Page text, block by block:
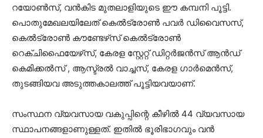
റയോണ്‍സ്, വന്‍കിട മുതലാളിയുടെ ഈ കമ്പനി പൂട്ടി.
പൊതുമേഖലയിലേത് കെല്‍ട്രോണ്‍ പവര്‍ ഡിവൈസസ്,
കെല്‍ട്രോണ്‍ കൗണ്ടേഴ്‌സ് കെല്‍ട്രോണ്‍
റെക്ചിഫൈയേഴ്‌സ്, കേരള സ്റ്റേറ്റ് ഡിറ്റര്‍ജന്‍സ് ആൻഡ്
കെമിക്കല്‍സ് , ആസ്ട്രല്‍ വാച്ചസ്, കേരള ഗാര്‍മെന്‍സ്,
തുടങ്ങിയവ അടുത്തകാലത്ത് പൂട്ടിയവയാണ്.
സംസ്ഥന വ്യവസായ വകുപ്പിന്റെ കീഴില്‍ 44 വ്യവസായ
സ്ഥാപനങ്ങളാണുള്ളത്. ഇതില്‍ ഭൂരിഭാഗവും വന്‍